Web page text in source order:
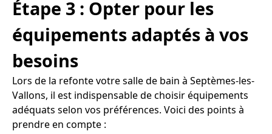
Étape 3 : Opter pour les
équipements adaptés à vos
besoins
Lors de la refonte votre salle de bain à Septèmes-les-
Vallons, il est indispensable de choisir équipements
adéquats selon vos préférences. Voici des points à
prendre en compte :